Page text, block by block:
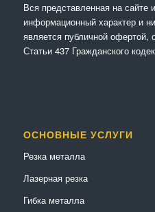
Вся представленная на сайте
информационный характер и
является публичной
Статьи 437 Гражданского
ОСНОВНЫЕ УСЛУГИ
Резка металла
Лазерная резка
Гибка металла